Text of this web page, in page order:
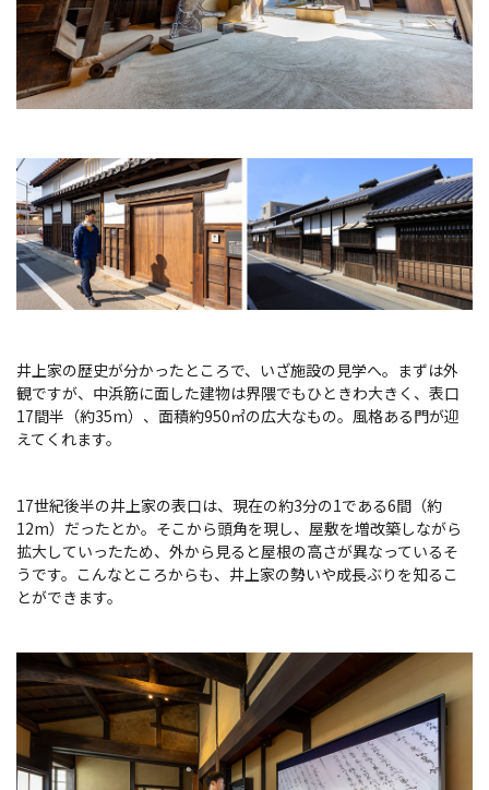
井上家の歴史が分かったところで、いざ施設の見学へ。まずは外
観ですが、中浜筋に面した建物は界隈でもひときわ大きく、表口
17間半（約35m）、面積約950㎡の広大なもの。風格ある門が迎
えてくれます。
17世紀後半の井上家の表口は、現在の約3分の1である6間（約
12m）だったとか。そこから頭角を現し、屋敷を増改築しながら
拡大していったため、外から見ると屋根の高さが異なっているそ
うです。こんなところからも、井上家の勢いや成長ぶりを知るこ
とができます。